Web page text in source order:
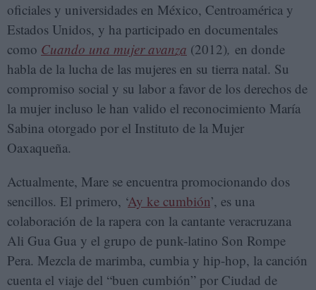
oficiales y universidades en México, Centroamérica y
Estados Unidos, y ha participado en documentales
como Cuando una mujer avanza (2012), en donde
habla de la lucha de las mujeres en su tierra natal. Su
compromiso social y su labor a favor de los derechos de
la mujer incluso le han valido el reconocimiento María
Sabina otorgado por el Instituto de la Mujer
Oaxaqueña.
Actualmente, Mare se encuentra promocionando dos
sencillos. El primero, ‘Ay ke cumbión’, es una
colaboración de la rapera con la cantante veracruzana
Ali Gua Gua y el grupo de punk-latino Son Rompe
Pera. Mezcla de marimba, cumbia y hip-hop, la canción
cuenta el viaje del “buen cumbión” por Ciudad de